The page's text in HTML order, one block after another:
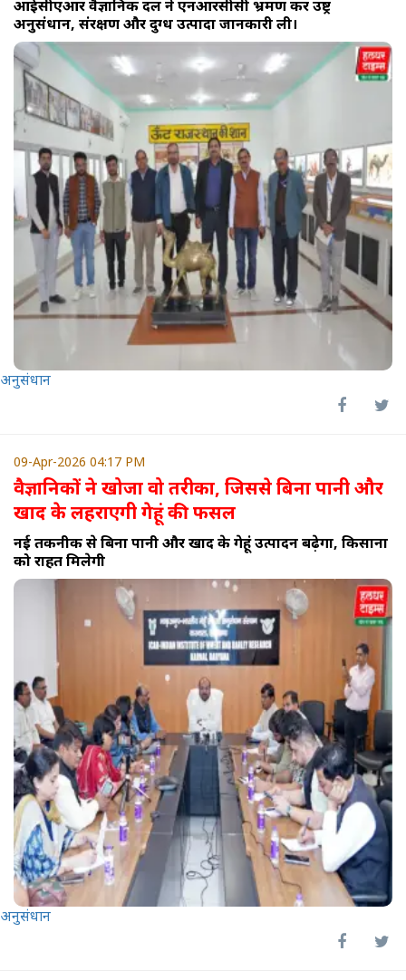
आईसीएआर वैज्ञानिक दल ने एनआरसीसी भ्रमण कर उष्ट्र
अनुसंधान, संरक्षण और दुग्ध उत्पादों जानकारी ली।
अनुसंधान
09-Apr-2026 04:17 PM
वैज्ञानिकों ने खोजा वो तरीका, जिससे बिना पानी और
खाद के लहराएगी गेहूं की फसल
नई तकनीक से बिना पानी और खाद के गेहूं उत्पादन बढ़ेगा, किसानों
को राहत मिलेगी
अनुसंधान